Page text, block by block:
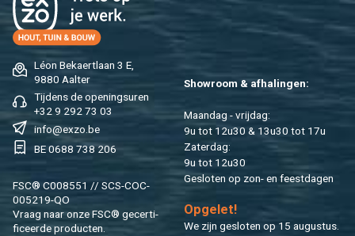
Léon Be­kaert­laan 3 E,
9880 Aal­ter
Tij­dens de ope­nings­uren
+32 9 292 73 03
info@​exzo.​be
BE 0688 738 206
FSC® C008551 // SCS-COC-
005219-QO
Vraag naar onze FSC® ge­cer­ti­
fi­ceer­de pro­duc­ten.
Show­room & af­ha­lin­gen:
Maan­dag - vrij­dag:
9u tot 12u30 & 13u30 tot 17u
Za­ter­dag:
9u tot 12u30
Ge­slo­ten op zon- en feest­da­gen
Op­ge­let!
We zijn ge­slo­ten op 15 au­gus­tus.